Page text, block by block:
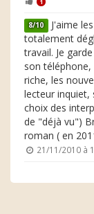
8/10 J'aime
totalement
travail. Je
son
riche, les
lecteur inquiet,
choix des
de "déjà vu")
roman ( en
21/11/2010 à